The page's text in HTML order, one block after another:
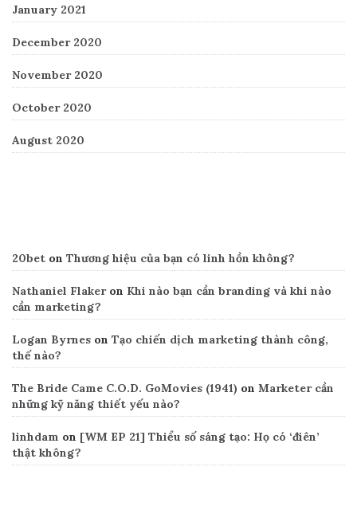
January 2021
December 2020
November 2020
October 2020
August 2020
20bet on Thương hiệu của bạn có linh hồn không?
Nathaniel Flakeron Khi nào bạn cần branding và khi nào
cần marketing?
Logan Byrnes on Tạo chiến dịch marketing thành công,
thế nào?
The Bride Came C.O.D. GoMovies (1941) on Marketer cần
những kỹ năng thiết yếu nào?
linhdam on [WM EP 21] Thiểu số sáng tạo: Họ có ‘điên’
thật không?